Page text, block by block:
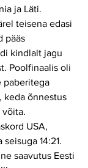
ja Läti.
teisena edasi
pääs
kindlalt jagu
Poolfinaalis oli
paberitega
keda õnnestus
võita.
USA,
14:21.
saavutus Eesti